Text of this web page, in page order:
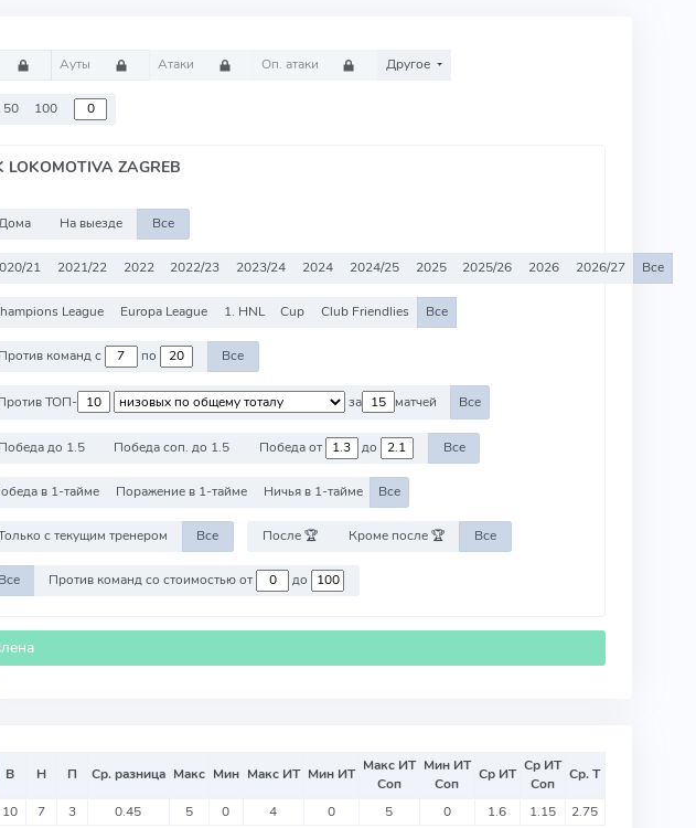
Ауты Атаки Оп. атаки Другое
50 100
LOKOMOTIVA ZAGREB
На выезде Все
21 2021/22 2022 2022/23 2023/24 2024 2024/25 2025 2025/26 2026 2026/27 Все
League Europa League 1. HNL Cup Club Friendlies Все
Против команд с по Все
ТОП- за матчей Все
Победа до 1.5 Победа соп. до 1.5 Победа от до Все
в 1-тайме Поражение в 1-тайме Ничья в 1-тайме Все
с текущим тренером Все После 🏆 Кроме после 🏆 Все
Все Против команд со стоимостью от до
В Н П Ср. разница Макс Мин Макс ИТ Мин ИТ Макс ИТ
Соп
Мин ИТ
Соп
Ср ИТ Ср ИТ
Соп
Ср. Т
10 7 3 0.45 5 0 4 0 5 0 1.6 1.15 2.75